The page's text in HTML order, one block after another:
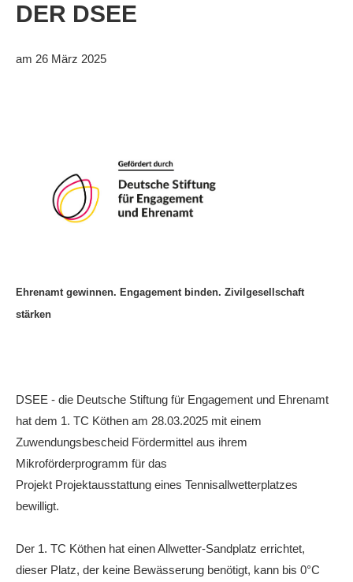
Die Tennisanlage
Die Sponsoren
Die Fotos
Punktspiele Wintersaison 2025/2026
Erwachsene
Trainingszeiten
Platz buchen
Kinder- und Jugendtraining
Anhalt Open Senioren
4-Städte-Turnier
DER DSEE
am 26 März 2025
Ehrenamt gewinnen. Engagement binden. Zivilgesellschaft
stärken
DSEE - die Deutsche Stiftung für Engagement und Ehrenamt
hat dem 1. TC Köthen am 28.03.2025 mit einem
Zuwendungsbescheid Fördermittel aus ihrem
Mikroförderprogramm für das
Projekt Projektausstattung eines Tennisallwetterplatzes
bewilligt.
Der 1. TC Köthen hat einen Allwetter-Sandplatz errichtet,
dieser Platz, der keine Bewässerung benötigt, kann bis 0°C